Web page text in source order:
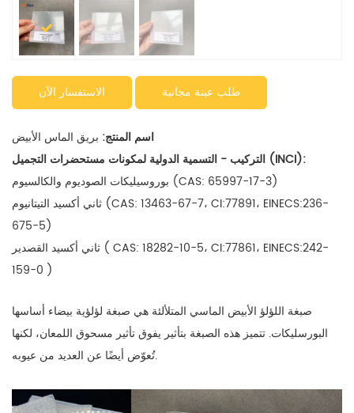
الاستفسار الآن طلب عينة مجانية
اسم المنتج: بريق الماس الأبيض
التركيب - التسمية الدولية لمكونات مستحضرات التجميل (INCI):
بوروسيليكات الصوديوم والكالسيوم (CAS: 65997-17-3)
ثاني أكسيد التيتانيوم (CAS: 13463-67-7، CI:77891، EINECS:236-
675-5)
ثاني أكسيد القصدير ( CAS: 18282-10-5، CI:77861، EINECS:242-
159-0 )
صبغة اللؤلؤ الأبيض الماسي المتلألئة هي صبغة لؤلؤية بيضاء أساسها
البورسليكات. تتميز هذه الصبغة بتأثير يفوق تأثير مسحوق اللمعان، لكنها
تُعوّض أيضًا عن العديد من عيوبه.